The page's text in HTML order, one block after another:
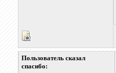
Пользователь сказал
cпасибо: